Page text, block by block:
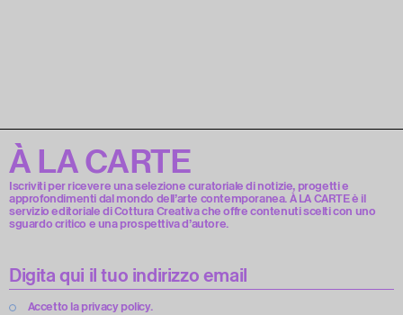
À LA CARTE
Iscriviti per ricevere una selezione curatoriale di notizie, progetti e
approfondimenti dal mondo dell’arte contemporanea. À LA CARTE è il
servizio editoriale di Cottura Creativa che offre contenuti scelti con uno
sguardo critico e una prospettiva d’autore.
Accetto la privacy policy.